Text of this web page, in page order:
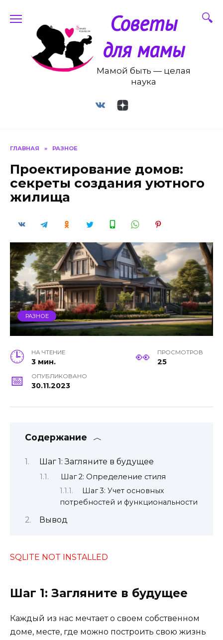
содержанию
Советы
для мамы
Мамой быть — целая
наука
ГЛАВНАЯ » РАЗНОЕ
Проектирование домов:
секреты создания уютного
жилища
РАЗНОЕ
НА ЧТЕНИЕ
3 мин.
ПРОСМОТРОВ
25
ОПУБЛИКОВАНО
30.11.2023
Содержание
Шаг 1: Загляните в будущее
Шаг 2: Определение стиля
Шаг 3: Учет основных
потребностей и функциональности
Вывод
SQLITE NOT INSTALLED
Шаг 1: Загляните в будущее
Каждый из нас мечтает о своем собственном
доме, месте, где можно построить свою жизнь